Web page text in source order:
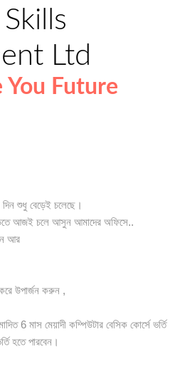
Ltd
Future
দিন শুধু বেড়েই চলেছে।
গড়তে আজই চলে আসুন আমাদের অফিসে..
আর
উপার্জন করুন ,
6 মাস মেয়াদী কম্পিউটার বেসিক কোর্সে ভর্তি
হতে পারবেন।